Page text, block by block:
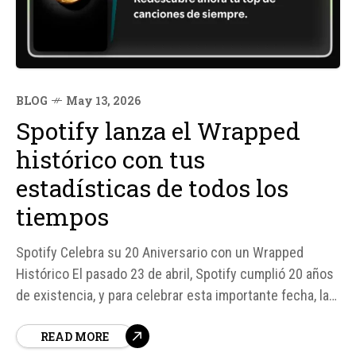
BLOG May 13, 2026
Spotify lanza el Wrapped
histórico con tus
estadísticas de todos los
tiempos
Spotify Celebra su 20 Aniversario con un Wrapped
Histórico El pasado 23 de abril, Spotify cumplió 20 años
de existencia, y para celebrar esta importante fecha, la
especial llamado 'Tus años en modo fiesta'. Este
READ MORE